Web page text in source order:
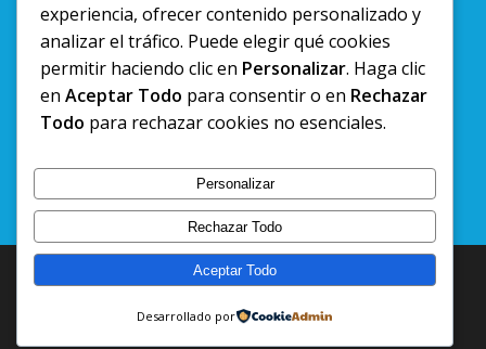
Ubicación y Cómo Llegar
Blog
Agenda tu cita
Política Manejo de Datos
Publicaciones
© 2026 Clínica Láser de Ojos.
experiencia, ofrecer contenido personalizado y
analizar el tráfico. Puede elegir qué cookies
permitir haciendo clic en Personalizar. Haga clic
en Aceptar Todo para consentir o en Rechazar
Todo para rechazar cookies no esenciales.
Personalizar
Rechazar Todo
Aceptar Todo
Desarrollado por